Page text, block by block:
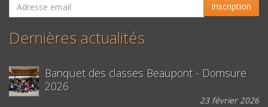
Inscription
Dernières actualités
Banquet des classes Beaupont - Domsure
2026
23 février 2026